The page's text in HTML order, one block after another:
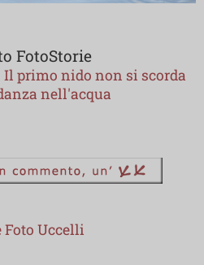
FotoStorie
Il primo nido non si scorda
nell'acqua
Foto Uccelli